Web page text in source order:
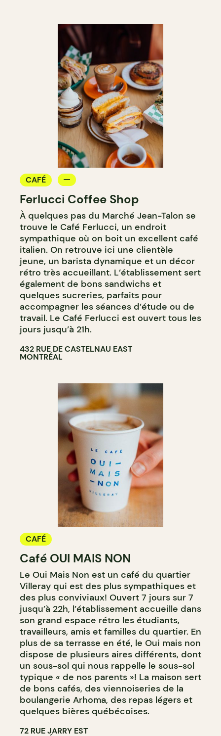
CAFÉ
Ferlucci Coffee Shop
À quelques pas du Marché Jean-Talon se
trouve le Café Ferlucci, un endroit
sympathique où on boit un excellent café
italien. On retrouve ici une clientèle
jeune, un barista dynamique et un décor
rétro très accueillant. L’établissement sert
également de bons sandwichs et
quelques sucreries, parfaits pour
accompagner les séances d’étude ou de
travail. Le Café Ferlucci est ouvert tous les
jours jusqu’à 21h.
432 RUE DE CASTELNAU EAST
MONTRÉAL
CAFÉ
Café OUI MAIS NON
Le Oui Mais Non est un café du quartier
Villeray qui est des plus sympathiques et
des plus conviviaux! Ouvert 7 jours sur 7
jusqu’à 22h, l’établissement accueille dans
son grand espace rétro les étudiants,
travailleurs, amis et familles du quartier. En
plus de sa terrasse en été, le Oui mais non
dispose de plusieurs aires différents, dont
un sous-sol qui nous rappelle le sous-sol
typique « de nos parents »! La maison sert
de bons cafés, des viennoiseries de la
boulangerie Arhoma, des repas légers et
quelques bières québécoises.
72 RUE JARRY EST